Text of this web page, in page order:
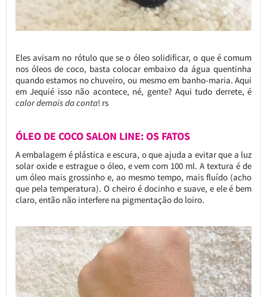
Eles avisam no rótulo que se o óleo solidificar, o que é comum
nos óleos de coco, basta colocar embaixo da água quentinha
quando estamos no chuveiro, ou mesmo em banho-maria. Aqui
em Jequié isso não acontece, né, gente? Aqui tudo derrete, é
calor demais da conta! rs
ÓLEO DE COCO SALON LINE: OS FATOS
A embalagem é plástica e escura, o que ajuda a evitar que a luz
solar oxide e estrague o óleo, e vem com 100 ml. A textura é de
um óleo mais grossinho e, ao mesmo tempo, mais fluído (acho
que pela temperatura). O cheiro é docinho e suave, e ele é bem
claro, então não interfere na pigmentação do loiro.